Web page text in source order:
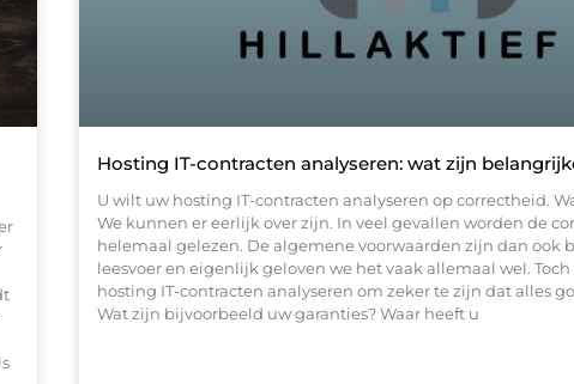
Hosting IT-contracten analyseren: wat zijn
U wilt uw hosting IT-contracten analyseren op correctheid.
We kunnen er eerlijk over zijn. In veel gevallen worden de
helemaal gelezen. De algemene voorwaarden zijn dan ook
leesvoer en eigenlijk geloven we het vaak allemaal wel.
hosting IT-contracten analyseren om zeker te zijn dat alles
Wat zijn bijvoorbeeld uw garanties? Waar heeft u